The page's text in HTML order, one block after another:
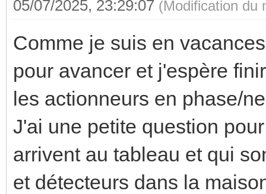
05/07/2025, 23:29:07 (Modification du
Comme je suis en
pour avancer et j'espère
les actionneurs en phase/
J'ai une petite question
arrivent au tableau et qui
et détecteurs dans la